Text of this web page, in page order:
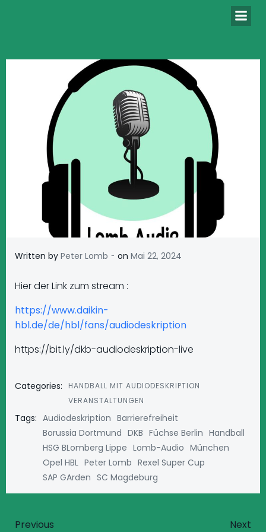
Written by Peter Lomb - on Mai 22, 2024
Hier der Link zum stream :
https://www.daikin-
hbl.de/de/hbl/fans/audiodeskription
https://bit.ly/dkb-audiodeskription-live
Categories:
HANDBALL MIT AUDIODESKRIPTION
VERANSTALTUNGEN
Tags: Audiodeskription Barrierefreiheit
Borussia Dortmund DKB Füchse Berlin Handball
HSG BLomberg Lippe Lomb-Audio München
Opel HBL Peter Lomb Rexel Super Cup
SAP GArden SC Magdeburg
Previous Next